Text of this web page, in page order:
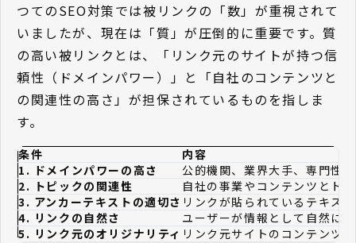
つてのSEO対策では被リンクの「数」が重視されて
いましたが、現在は「質」が圧倒的に重要です。質
の高い被リンクとは、「リンク元のサイトが持つ信
頼性（ドメインパワー）」と「自社のコンテンツと
の関連性の高さ」が担保されているものを指しま
す。
条件
内容
1. ドメインパワーの高さ
公的機関、業界大手、専門性
2. トピックの関連性
自社の事業やコンテンツとト
3. アンカーテキストの適切さ リンクが貼られているテキス
4. リンクの自然さ
ユーザーが情報として自然に
5. リンク元のオリジナリティ リンク元サイトのコンテンツ